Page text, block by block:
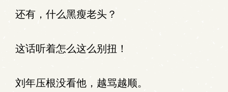
还有，什么黑瘦老头？
这话听着怎么这么别扭！
刘年压根没看他，越骂越顺。